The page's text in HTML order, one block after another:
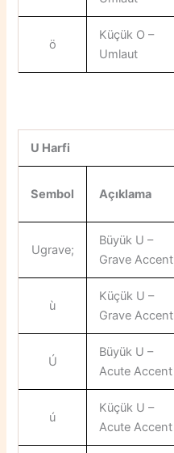
ö
Küçük O –
Umlaut
U Harfi
Sembol Açıklama
Ugrave;
Büyük U –
Grave Accent
ù
Küçük U –
Grave Accent
Ú
Büyük U –
Acute Accent
ú
Küçük U –
Acute Accent